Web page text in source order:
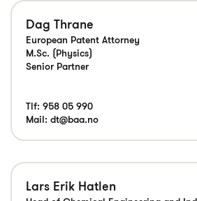
Dag Thrane
European Patent Attorney
M.Sc. (Physics)
Senior Partner
Tlf: 958 05 990
Mail: dt@baa.no
Lars Erik Hatlen